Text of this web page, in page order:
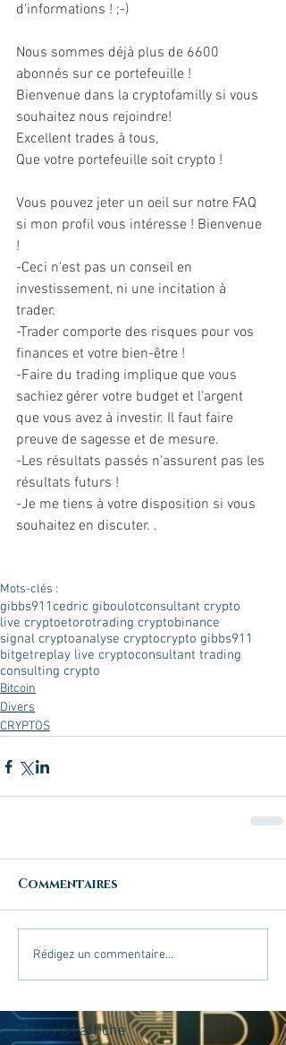
d'informations ! ;-)
Nous sommes déjà plus de 6600
abonnés sur ce portefeuille !
Bienvenue dans la cryptofamilly si vous
souhaitez nous rejoindre!
Excellent trades à tous,
Que votre portefeuille soit crypto !
Vous pouvez jeter un oeil sur notre FAQ
si mon profil vous intéresse ! Bienvenue
!
-Ceci n'est pas un conseil en
investissement, ni une incitation à
trader.
-Trader comporte des risques pour vos
finances et votre bien-être !
-Faire du trading implique que vous
sachiez gérer votre budget et l’argent
que vous avez à investir. Il faut faire
preuve de sagesse et de mesure.
-Les résultats passés n'assurent pas les
résultats futurs !
-Je me tiens à votre disposition si vous
souhaitez en discuter. .
Mots-clés :
gibbs911 cedric giboulotconsultant crypto
live cryptoetorotrading cryptobinance
signal cryptoanalyse cryptocrypto gibbs911
bitgetreplay live cryptoconsultant trading
consulting crypto
Bitcoin
Divers
CRYPTOS
Commentaires
Rédigez un commentaire...
Posts à l'affiche